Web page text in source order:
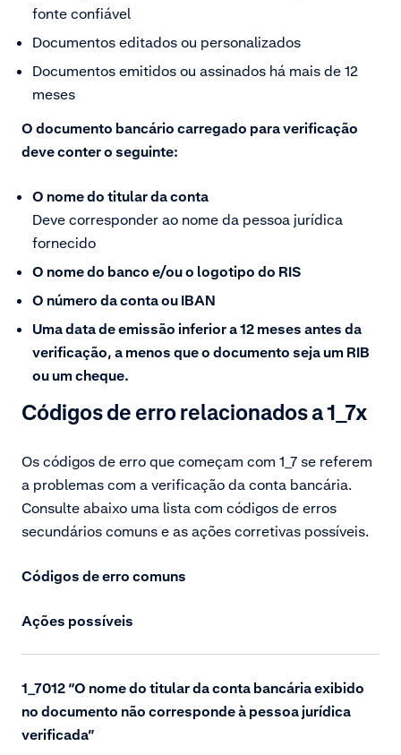
fonte confiável
Documentos editados ou personalizados
Documentos emitidos ou assinados há mais de 12
meses
O documento bancário carregado para verificação
deve conter o seguinte:
O nome do titular da conta
Deve corresponder ao nome da pessoa jurídica
fornecido
O nome do banco e/ou o logotipo do RIS
O número da conta ou IBAN
Uma data de emissão inferior a 12 meses antes da
verificação, a menos que o documento seja um RIB
ou um cheque.
Códigos de erro relacionados a 1_7x
Os códigos de erro que começam com 1_7 se referem
a problemas com a verificação da conta bancária.
Consulte abaixo uma lista com códigos de erros
secundários comuns e as ações corretivas possíveis.
Códigos de erro comuns
Ações possíveis
1_7012 “O nome do titular da conta bancária exibido
no documento não corresponde à pessoa jurídica
verificada”